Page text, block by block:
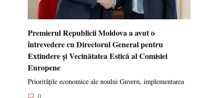
Premierul Republicii Moldova a avut o
întrevedere cu Directorul General pentru
Extindere și Vecinătatea Estică al Comisiei
Europene
Prioritățile economice ale noului Guvern, implementarea